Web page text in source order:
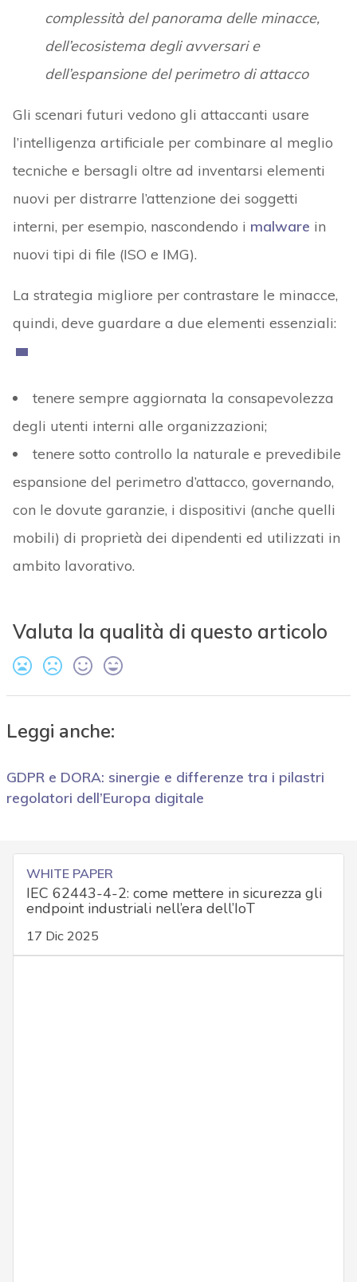
complessità del panorama delle minacce,
dell’ecosistema degli avversari e
dell’espansione del perimetro di attacco
Gli scenari futuri vedono gli attaccanti usare
l’intelligenza artificiale per combinare al meglio
tecniche e bersagli oltre ad inventarsi elementi
nuovi per distrarre l’attenzione dei soggetti
interni, per esempio, nascondendo i malware in
nuovi tipi di file (ISO e IMG).
La strategia migliore per contrastare le minacce,
quindi, deve guardare a due elementi essenziali:
tenere sempre aggiornata la consapevolezza
degli utenti interni alle organizzazioni;
tenere sotto controllo la naturale e prevedibile
espansione del perimetro d’attacco, governando,
con le dovute garanzie, i dispositivi (anche quelli
mobili) di proprietà dei dipendenti ed utilizzati in
ambito lavorativo.
Valuta la qualità di questo articolo
Leggi anche:
GDPR e DORA: sinergie e differenze tra i pilastri
regolatori dell’Europa digitale
WHITE PAPER
IEC 62443-4-2: come mettere in sicurezza gli
endpoint industriali nell’era dell’IoT
17 Dic 2025